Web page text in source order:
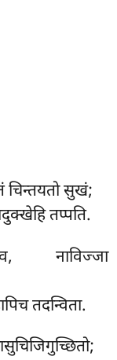
चिन्तयतो सुखं;
तप्पति.
नाविज्जा
तदन्विता.